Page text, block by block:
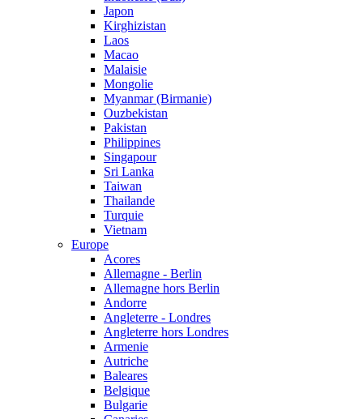
Japon
Kirghizistan
Laos
Macao
Malaisie
Mongolie
Myanmar (Birmanie)
Ouzbekistan
Pakistan
Philippines
Singapour
Sri Lanka
Taiwan
Thailande
Turquie
Vietnam
Europe
Acores
Allemagne - Berlin
Allemagne hors Berlin
Andorre
Angleterre - Londres
Angleterre hors Londres
Armenie
Autriche
Baleares
Belgique
Bulgarie